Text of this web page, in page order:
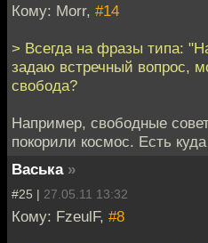
Кому: Morr, #14
> Всегда на фразы типа:
задаю встречный вопрос,
свобода?
Например, свободные
покорили космос. Есть
Васька »
#25 | 27.05.11 13:32
Кому: FzeulF, #8